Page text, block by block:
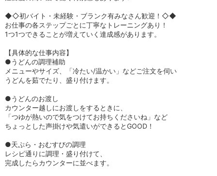
◆◇初バイト・未経験・ブランク有みなさん歓迎！◇◆
お仕事の各ステップごとに丁寧なトレーニングあり！
1つ1つできることが増えていく達成感があります。
【具体的な仕事内容】
●うどんの調理補助
メニューやサイズ、「冷たい/温かい」などご注文を伺い
うどんを茹でたり、盛り付けます。
●うどんのお渡し
カウンター越しにお渡しをするときに、
「つゆが熱いので気をつけてお持ちくださいね」など
ちょっとした声掛けや気遣いができるとGOOD！
●天ぷら・おむすびの調理
レシピ通りに調理・盛り付けて、
完成したらカウンターに並べます。